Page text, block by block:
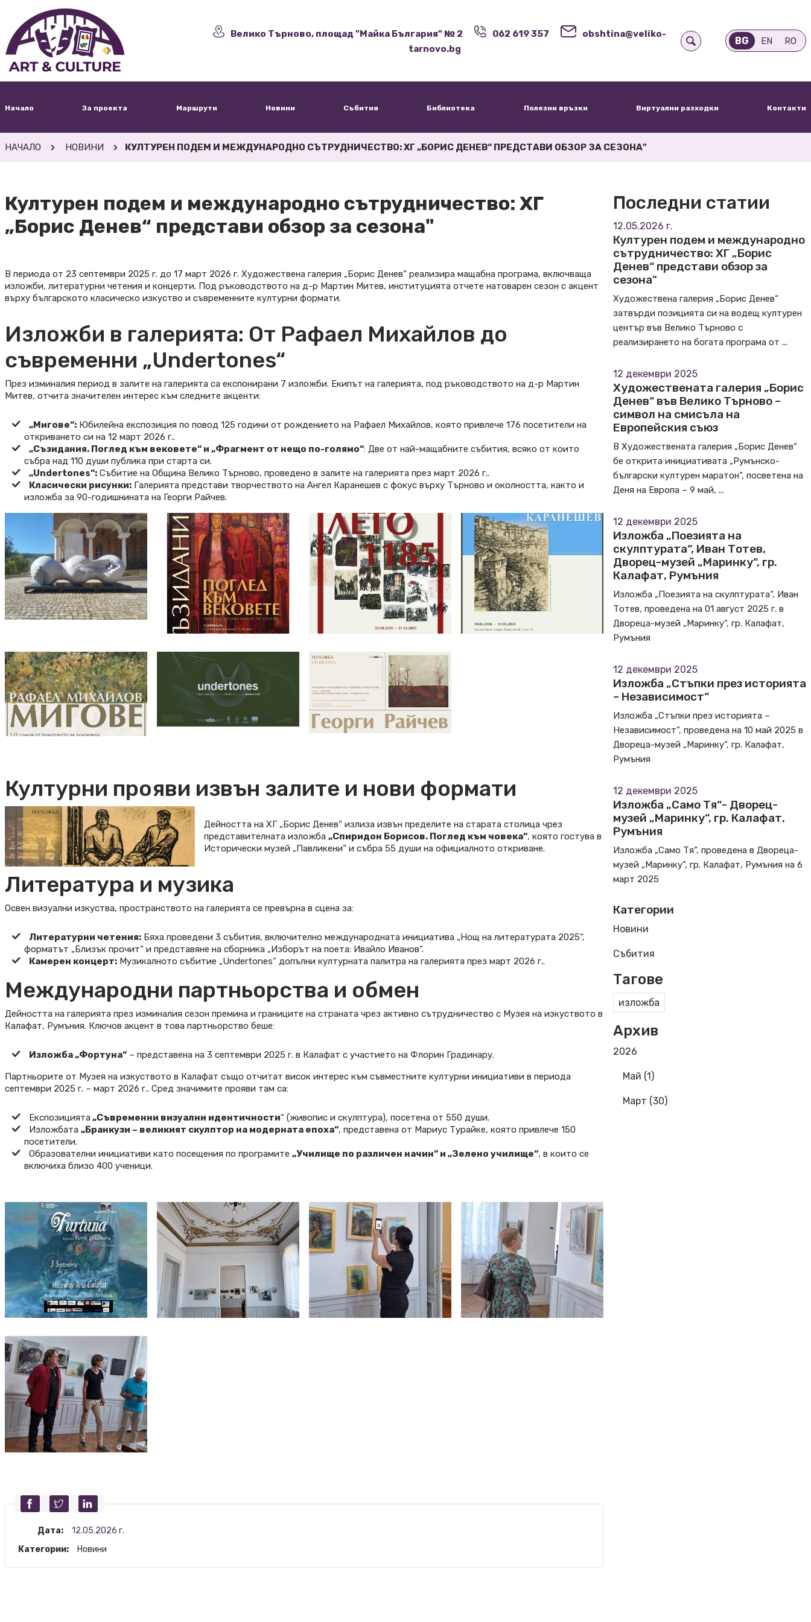
Велико Търново, площад "Майка България" № 2 062 619 357
obshtina@veliko-
tarnovo.bg
BG EN RO
Начало За проекта Маршрути Новини Събития Библиотека Полезни връзки Виртуални разходки Контакти
НАЧАЛО НОВИНИ КУЛТУРЕН ПОДЕМ И МЕЖДУНАРОДНО СЪТРУДНИЧЕСТВО: ХГ „БОРИС ДЕНЕВ“ ПРЕДСТАВИ ОБЗОР ЗА СЕЗОНА"
Културен подем и международно сътрудничество: ХГ
„Борис Денев“ представи обзор за сезона"
В периода от 23 септември 2025 г. до 17 март 2026 г. Художествена галерия „Борис Денев“ реализира мащабна програма, включваща
изложби, литературни четения и концерти. Под ръководството на д-р Мартин Митев, институцията отчете натоварен сезон с акцент
върху българското класическо изкуство и съвременните културни формати.
Изложби в галерията: От Рафаел Михайлов до
съвременни „Undertones“
През изминалия период в залите на галерията са експонирани 7 изложби. Екипът на галерията, под ръководството на д-р Мартин
Митев, отчита значителен интерес към следните акценти:
„Мигове“:Юбилейна експозиция по повод 125 години от рождението на Рафаел Михайлов, която привлече 176 посетители на
откриването си на 12 март 2026 г..
„Съзидания. Поглед към вековете“ и „Фрагмент от нещо по-голямо“: Две от най-мащабните събития, всяко от които
събра над 110 души публика при старта си.
„Undertones“:Събитие на Община Велико Търново, проведено в залите на галерията през март 2026 г..
Класически рисунки:Галерията представи творчеството на Ангел Каранешев с фокус върху Търново и околността, както и
изложба за 90-годишнината на Георги Райчев.
Културни прояви извън залите и нови формати
Дейността на ХГ „Борис Денев“ излиза извън пределите на старата столица чрез
представителната изложба „Спиридон Борисов. Поглед към човека“, която гостува в
Исторически музей „Павликени“ и събра 55 души на официалното откриване.
Литература и музика
Освен визуални изкуства, пространството на галерията се превърна в сцена за:
Литературни четения:Бяха проведени 3 събития, включително международната инициатива „Нощ на литературата 2025“,
форматът „Близък прочит“ и представяне на сборника „Изборът на поета: Ивайло Иванов“.
Камерен концерт:Музикалното събитие „Undertones“ допълни културната палитра на галерията през март 2026 г..
Международни партньорства и обмен
Дейността на галерията през изминалия сезон премина и границите на страната чрез активно сътрудничество с Музея на изкуството в
Калафат, Румъния. Ключов акцент в това партньорство беше:
Изложба „Фортуна“– представена на 3 септември 2025 г. в Калафат с участието на Флорин Градинару.
Партньорите от Музея на изкуството в Калафат също отчитат висок интерес към съвместните културни инициативи в периода
септември 2025 г. – март 2026 г.. Сред значимите прояви там са:
Експозицията„Съвременни визуални идентичности“ (живопис и скулптура), посетена от 550 души.
Изложбата „Бранкузи – великият скулптор на модерната епоха“, представена от Мариус Турайке, която привлече 150
посетители.
Образователни инициативи като посещения по програмите „Училище по различен начин“ и „Зелено училище“, в които се
включиха близо 400 ученици.
Дата:
12.05.2026 г.
Категории:
Новини
Последни статии
12.05.2026 г.
Културен подем и международно
сътрудничество: ХГ „Борис
Денев“ представи обзор за
сезона"
Художествена галерия „Борис Денев“
затвърди позицията си на водещ културен
център във Велико Търново с
реализирането на богата програма от ...
12 декември 2025
Художествената галерия „Борис
Денев“ във Велико Търново –
символ на смисъла на
Европейския съюз
В Художествената галерия „Борис Денев“
бе открита инициативата „Румънско-
български културен маратон“, посветена на
Деня на Европа – 9 май, ...
12 декември 2025
Изложба „Поезията на
скулптурата“, Иван Тотев,
Дворец-музей „Маринку“, гр.
Калафат, Румъния
Изложба „Поезията на скулптурата“, Иван
Тотев, проведена на 01 август 2025 г. в
Двореца-музей „Маринку“, гр. Калафат,
Румъния
12 декември 2025
Изложба „Стъпки през историята
– Независимост“
Изложба „Стъпки през историята –
Независимост“, проведена на 10 май 2025 в
Двореца-музей „Маринку“, гр. Калафат,
Румъния
12 декември 2025
Изложба „Само Тя“- Дворец-
музей „Маринку“, гр. Калафат,
Румъния
Изложба „Само Тя“, проведена в Двореца-
музей „Маринку“, гр. Калафат, Румъния на 6
март 2025
Категории
Новини
Събития
Тагове
изложба
Архив
2026
Май (1)
Март (30)